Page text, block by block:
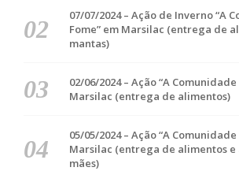
07/07/2024 – Ação de Inverno “A
Fome” em Marsilac (entrega de
mantas)
02/06/2024 – Ação “A
Marsilac (entrega de alimentos)
05/05/2024 – Ação “A
Marsilac (entrega de alimentos e
mães)